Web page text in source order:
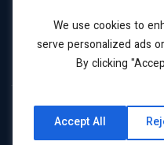
We use cookies to
serve personalized ads
By clicking
Accept All
است ·
نقشه
سایت
حریم
خصوصی